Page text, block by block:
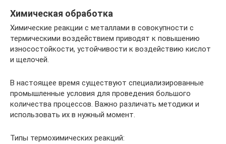
Химическая обработка
Химические реакции с металлами в совокупности с
термическими воздействием приводят к повышению
износостойкости, устойчивости к воздействию кислот
и щелочей.
В настоящее время существуют специализированные
промышленные условия для проведения большого
количества процессов. Важно различать методики и
использовать их в нужный момент.
Типы термохимических реакций: